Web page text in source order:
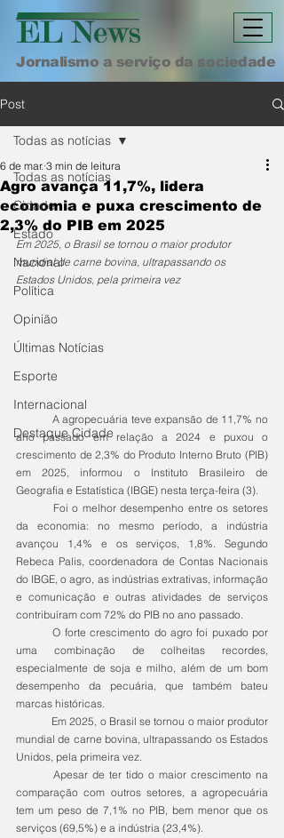
Jornalismo a serviço da sociedade
Post
Todas as notícias
Cidade
Estado
Nacional
Política
Opinião
Últimas Notícias
Esporte
Internacional
Destaque Cidade
Todas as notícias
Agro avança 11,7%, lidera
economia e puxa crescimento de
2,3% do PIB em 2025
6 de mar. 3 min de leitura
Em 2025, o Brasil se tornou o maior produtor
mundial de carne bovina, ultrapassando os
Estados Unidos, pela primeira vez
ano passado em relação a 2024 e puxou o
crescimento de 2,3% do Produto Interno Bruto (PIB)
em 2025, informou o Instituto Brasileiro de
Geografia e Estatística (IBGE) nesta terça-feira (3).
da economia: no mesmo período, a indústria
avançou 1,4% e os serviços, 1,8%. Segundo
Rebeca Palis, coordenadora de Contas Nacionais
do IBGE, o agro, as indústrias extrativas, informação
e comunicação e outras atividades de serviços
contribuíram com 72% do PIB no ano passado.
	O forte crescimento do agro foi puxado por
uma combinação de colheitas recordes,
especialmente de soja e milho, além de um bom
desempenho da pecuária, que também bateu
marcas históricas.
mundial de carne bovina, ultrapassando os Estados
Unidos, pela primeira vez.
comparação com outros setores, a agropecuária
tem um peso de 7,1% no PIB, bem menor que os
serviços (69,5%) e a indústria (23,4%).